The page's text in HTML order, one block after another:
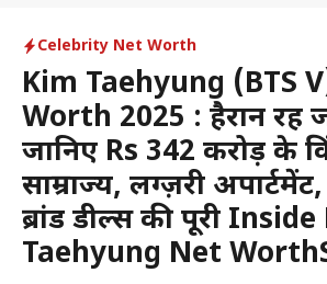
Celebrity Net Worth
Kim Taehyung (BTS
Worth 2025 : हैरान रह
जानिए Rs 342 करोड़ के
साम्राज्य, लग्ज़री
ब्रांड डील्स की पूरी
Taehyung Net